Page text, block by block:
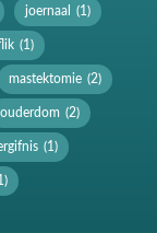
joernaal (1)
(1)
mastektomie (2)
ouderdom (2)
(1)